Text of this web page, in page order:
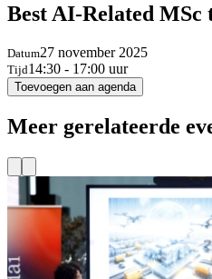
Best AI-Related MSc
Datum27 november 2025
Tijd14:30 - 17:00 uur
Toevoegen aan agenda
Meer gerelateerde
Mondai | House of AI
Haven, Maritiem &
TU Delft
AI & Mobility Day 2026